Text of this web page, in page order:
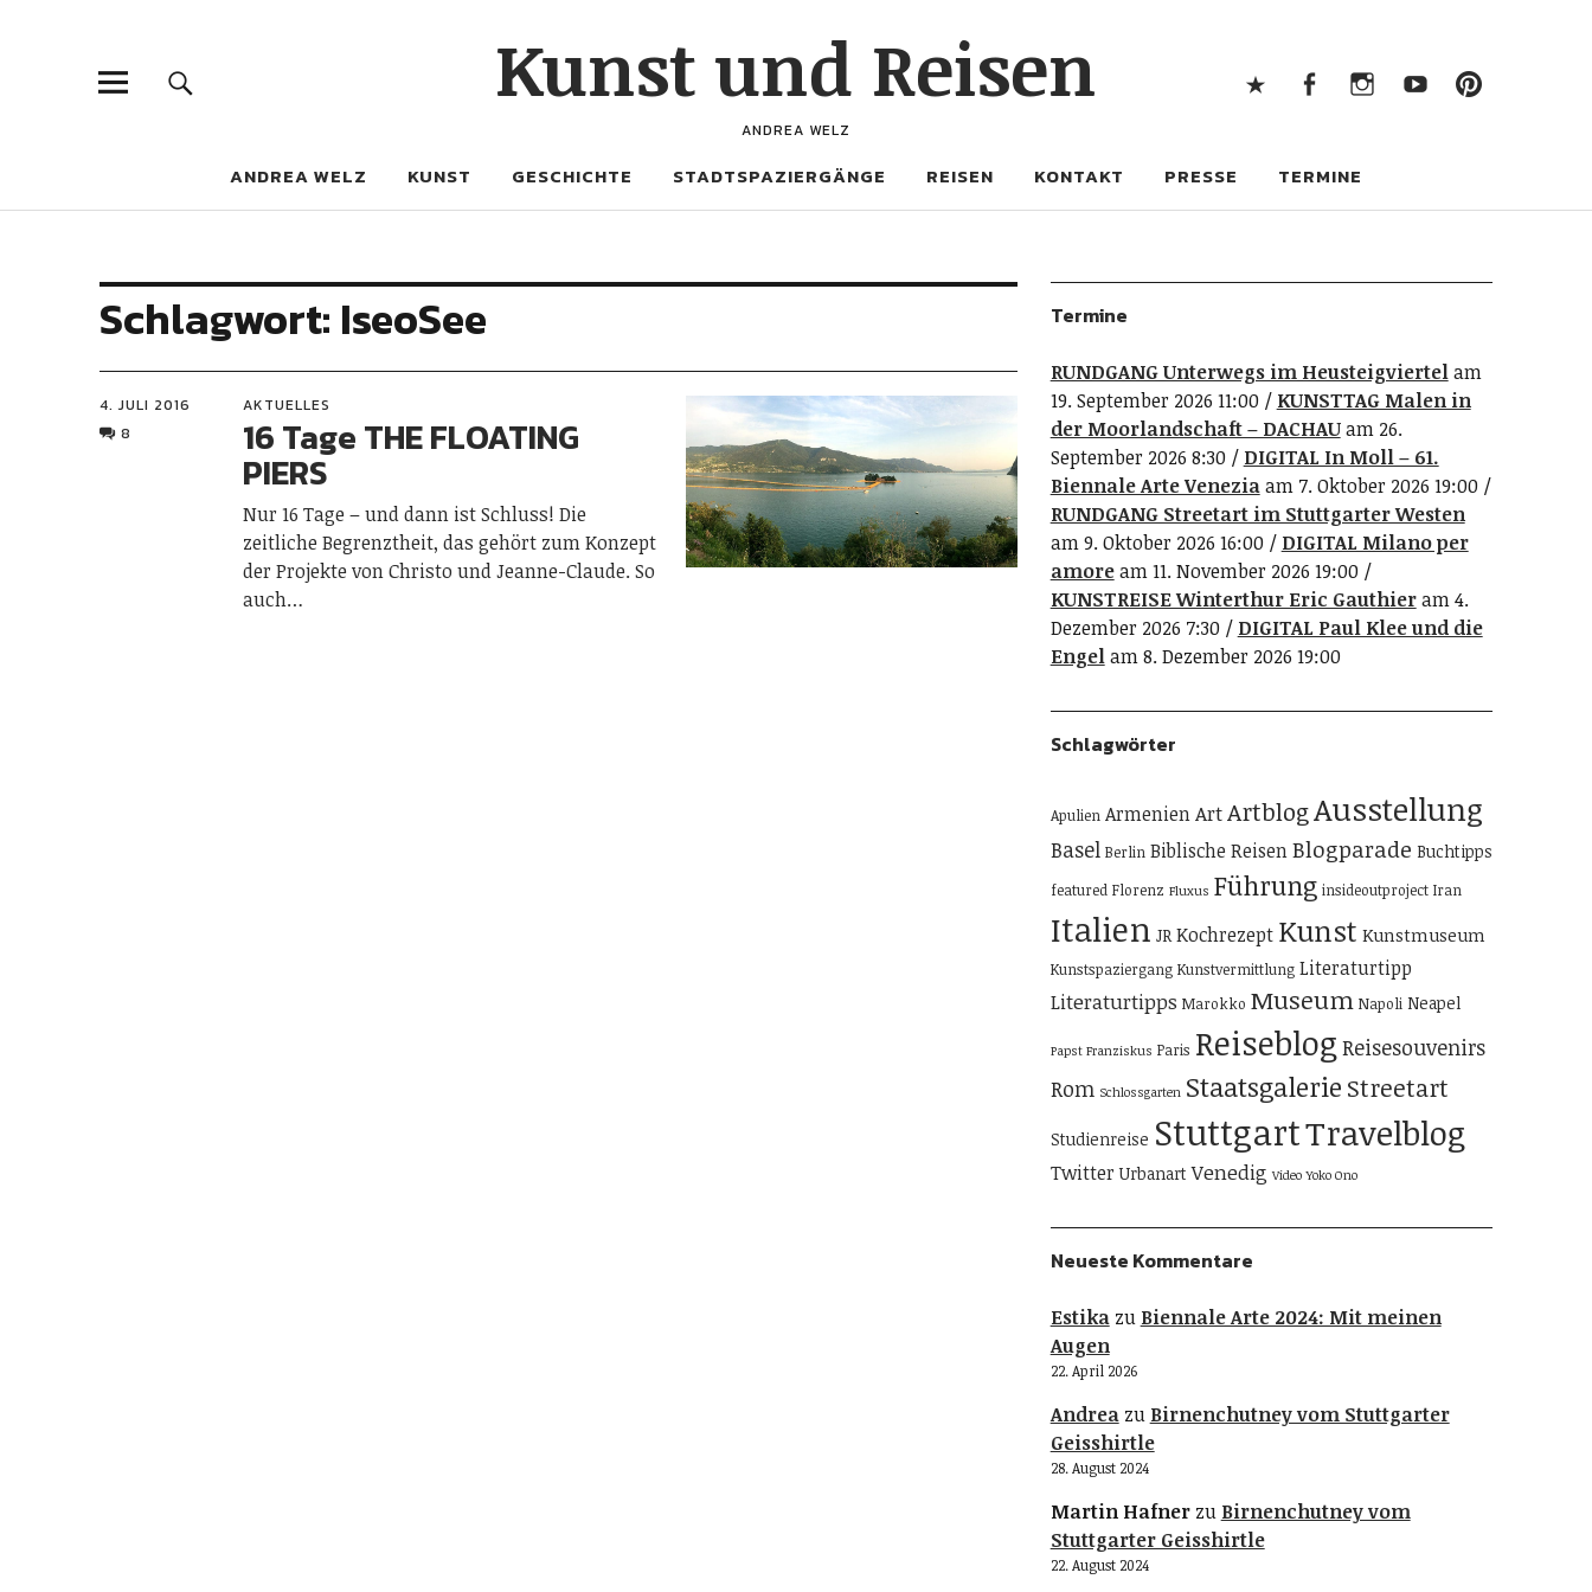
Kunst und Reisen
ANDREA WELZ
ANDREA WELZ KUNST GESCHICHTE STADTSPAZIERGÄNGE REISEN KONTAKT PRESSE TERMINE
Schlagwort: IseoSee
4. JULI 2016
8
AKTUELLES
16 Tage THE FLOATING
PIERS
Nur 16 Tage – und dann ist Schluss! Die
zeitliche Begrenztheit, das gehört zum Konzept
der Projekte von Christo und Jeanne-Claude. So
auch…
Termine
RUNDGANG Unterwegs im Heusteigviertelam
19. September 2026 11:00
KUNSTTAG Malen in
der Moorlandschaft – DACHAUam 26.
September 2026 8:30
DIGITAL In Moll – 61.
Biennale Arte Veneziaam 7. Oktober 2026 19:00
RUNDGANG Streetart im Stuttgarter Westen
am 9. Oktober 2026 16:00
DIGITAL Milano per
amoream 11. November 2026 19:00
KUNSTREISE Winterthur Eric Gauthieram 4.
Dezember 2026 7:30
DIGITAL Paul Klee und die
Engelam 8. Dezember 2026 19:00
Schlagwörter
Apulien ArmenienArtArtblogAusstellung
Basel Berlin Biblische ReisenBlogparade Buchtipps
featured Florenz Fluxus Führung insideoutproject Iran
Italien JR Kochrezept Kunst Kunstmuseum
Kunstspaziergang Kunstvermittlung Literaturtipp
Literaturtipps Marokko Museum Napoli Neapel
Papst Franziskus Paris Reiseblog Reisesouvenirs
Rom Schlossgarten Staatsgalerie Streetart
Studienreise StuttgartTravelblog
Twitter Urbanart Venedig Video Yoko Ono
Neueste Kommentare
Estikazu Biennale Arte 2024: Mit meinen
Augen
22. April 2026
Andreazu Birnenchutney vom Stuttgarter
Geisshirtle
28. August 2024
Martin Hafnerzu Birnenchutney vom
Stuttgarter Geisshirtle
22. August 2024